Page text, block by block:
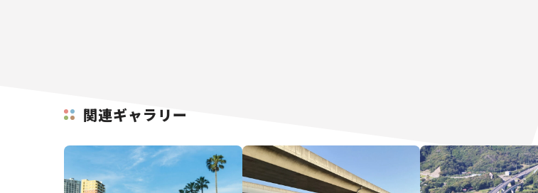
関連ギャラリー